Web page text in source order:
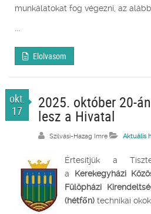
munkálatokat fog végezni, az
...
Elolvasom
okt.
17
2025. október 20-
lesz a Hivatal
Szilvási-Hazag Imre Aktuális
Értesítjük a
a Kerekegyházi
Fülöpházi
(hétfőn) technikai